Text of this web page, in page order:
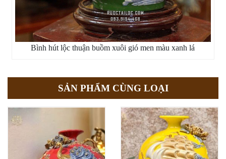
Bình hút lộc thuận buồm xuôi gió men màu xanh lá
SẢN PHẨM CÙNG LOẠI